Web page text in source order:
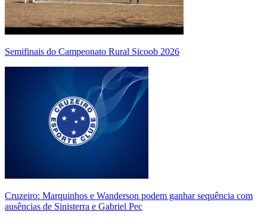
Semifinais do Campeonato Rural Sicoob 2026
Cruzeiro: Marquinhos e Wanderson podem ganhar sequência com
ausências de Sinisterra e Gabriel Pec